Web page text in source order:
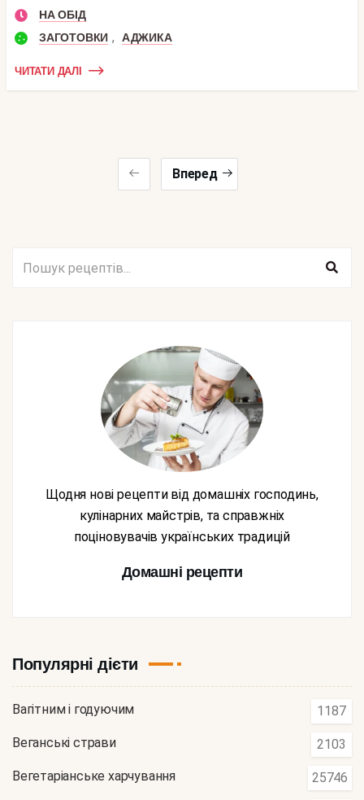
НА ОБІД
ЗАГОТОВКИ , АДЖИКА
ЧИТАТИ ДАЛІ
Вперед
Щодня нові рецепти від домашніх господинь,
кулінарних майстрів, та справжніх
поціновувачів українських традицій
Домашні рецепти
Популярні дієти
Вагітним і годуючим 1187
Веганські страви 2103
Вегетаріанське харчування 25746